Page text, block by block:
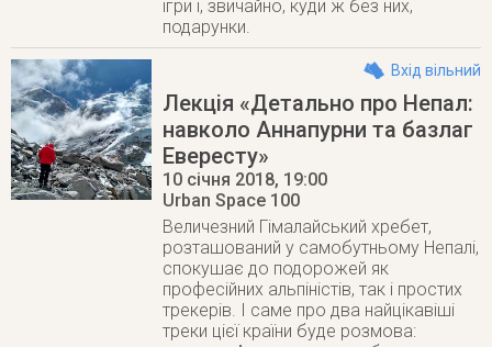
ігри і, звичайно, куди ж без них,
подарунки.
Вхід вільний
Лекція «Детально про Непал:
навколо Аннапурни та базлаг
Евересту»
10 січня 2018, 19:00
Urban Space 100
Величезний Гімалайський хребет,
розташований у самобутньому Непалі,
спокушає до подорожей як
професійних альпіністів, так і простих
трекерів. І саме про два найцікавіші
треки цієї країни буде розмова: